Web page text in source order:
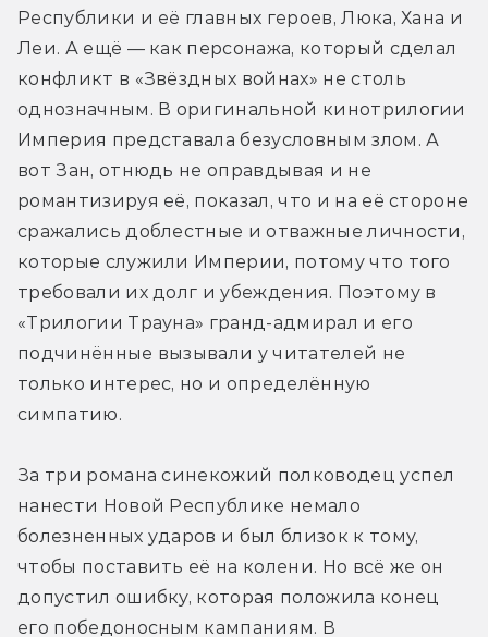
Республики и её главных героев, Люка, Хана и
Леи. А ещё — как персонажа, который сделал
конфликт в «Звёздных войнах» не столь
однозначным. В оригинальной кинотрилогии
Империя представала безусловным злом. А
вот Зан, отнюдь не оправдывая и не
романтизируя её, показал, что и на её стороне
сражались доблестные и отважные личности,
которые служили Империи, потому что того
требовали их долг и убеждения. Поэтому в
«Трилогии Трауна» гранд-адмирал и его
подчинённые вызывали у читателей не
только интерес, но и определённую
симпатию.
За три романа синекожий полководец успел
нанести Новой Республике немало
болезненных ударов и был близок к тому,
чтобы поставить её на колени. Но всё же он
допустил ошибку, которая положила конец
его победоносным кампаниям. В